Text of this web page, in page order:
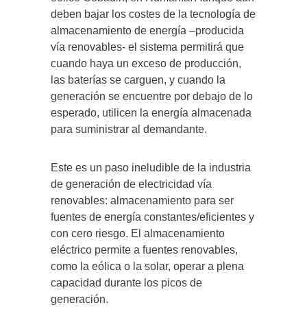
deben bajar los costes de la tecnología de
almacenamiento de energía –producida
vía renovables- el sistema permitirá que
cuando haya un exceso de producción,
las baterías se carguen, y cuando la
generación se encuentre por debajo de lo
esperado, utilicen la energía almacenada
para suministrar al demandante.
Este es un paso ineludible de la industria
de generación de electricidad vía
renovables: almacenamiento para ser
fuentes de energía constantes/eficientes y
con cero riesgo. El almacenamiento
eléctrico permite a fuentes renovables,
como la eólica o la solar, operar a plena
capacidad durante los picos de
generación.